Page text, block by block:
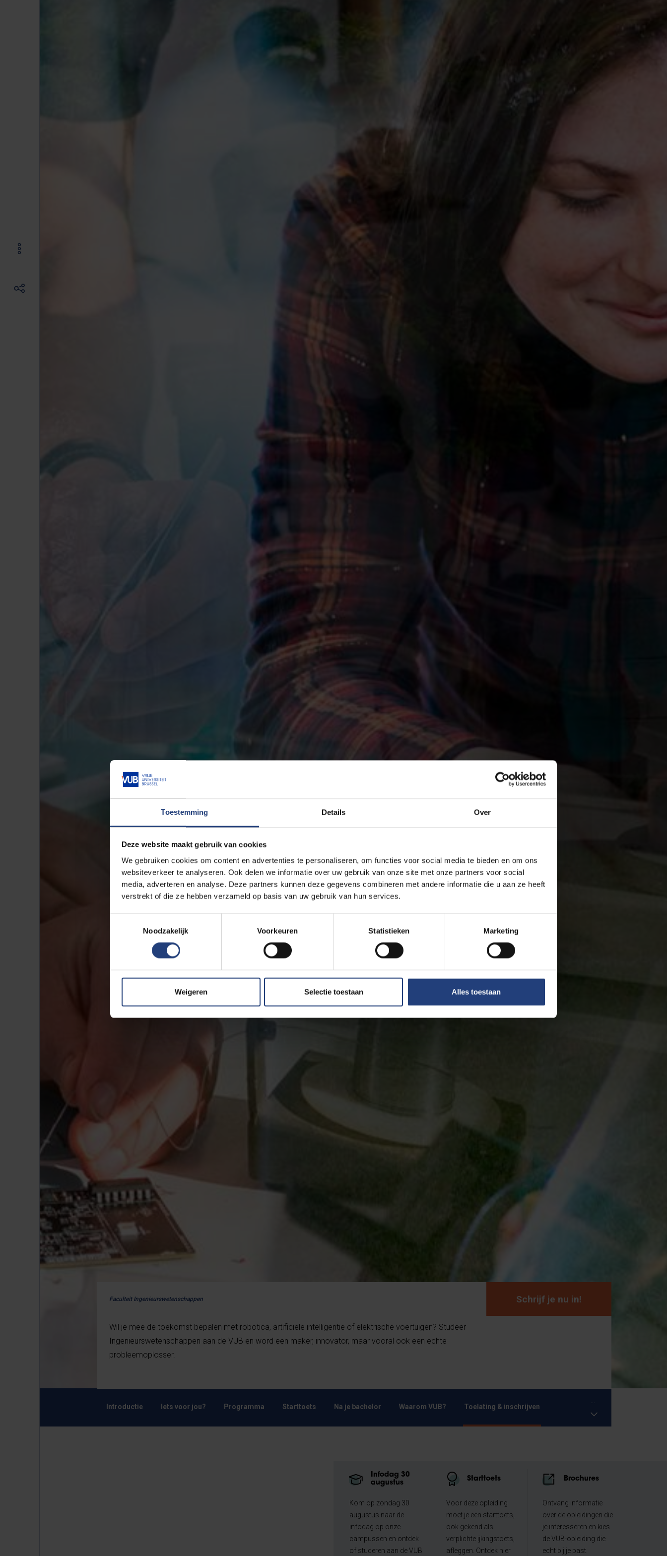
Toestemming Details Over
Deze website maakt gebruik van cookies
We gebruiken cookies om content en advertenties te personaliseren, om functies voor social media te bieden en om ons
websiteverkeer te analyseren. Ook delen we informatie over uw gebruik van onze site met onze partners voor social
media, adverteren en analyse. Deze partners kunnen deze gegevens combineren met andere informatie die u aan ze heeft
verstrekt of die ze hebben verzameld op basis van uw gebruik van hun services.
Noodzakelijk
Voorkeuren Statistieken Marketing
Weigeren Selectie toestaan Alles toestaan
Faculteit Ingenieurswetenschappen
Wil je mee de toekomst bepalen met robotica, artificiële intelligentie of elektrische voertuigen? Studeer
Ingenieurswetenschappen aan de VUB en word een maker, innovator, maar vooral ook een echte
probleemoplosser.
Schrijf je nu in!
Introductie Iets voor jou? Programma Starttoets Na je bachelor Waarom VUB? Toelating & inschrijven
...
Infodag 30
augustus
Kom op zondag 30
augustus naar de
infodag op onze
campussen en ontdek
of studeren aan de VUB
Starttoets
Voor deze opleiding
moet je een starttoets,
ook gekend als
verplichte ijkingstoets,
afleggen. Ontdek hier
Brochures
Ontvang informatie
over de opleidingen die
je interesseren en kies
de VUB-opleiding die
echt bij je past.